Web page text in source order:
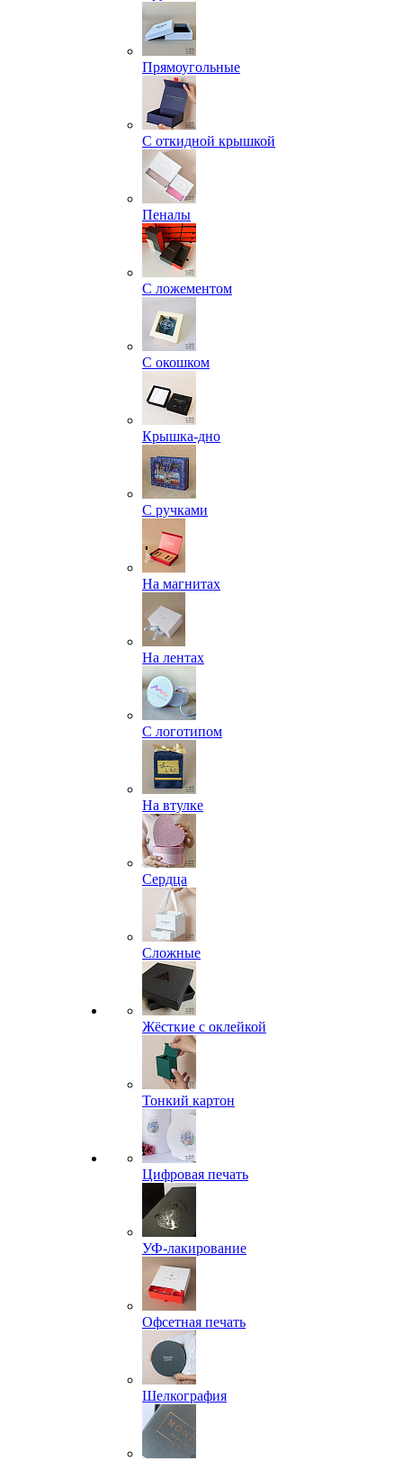
Прямоугольные
С откидной крышкой
Пеналы
С ложементом
С окошком
Крышка-дно
С ручками
На магнитах
На лентах
С логотипом
На втулке
Сердца
Сложные
Жёсткие с оклейкой
Тонкий картон
Цифровая печать
УФ-лакирование
Офсетная печать
Шелкография